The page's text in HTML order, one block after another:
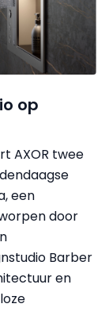
op
AXOR twee
een
door
Barber
en